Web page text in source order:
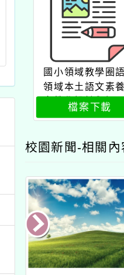
國小領域教學圈
領域本土語文素
向教學設計與評量
施計畫
檔案下載
校園新聞-相關內